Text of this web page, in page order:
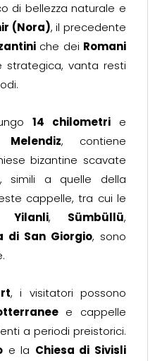
di bellezza naturale e
(Nora), il precedente
che dei Romani
strategica, vanta resti
14 chilometrie
, contiene
bizantine scavate
simili a quelle della
cappelle, tra cui le
Yilanli, Sümbüllü,
di San Giorgio, sono
, i visitatori possono
e cappelle
a periodi preistorici.
e la Chiesa di Sivisli